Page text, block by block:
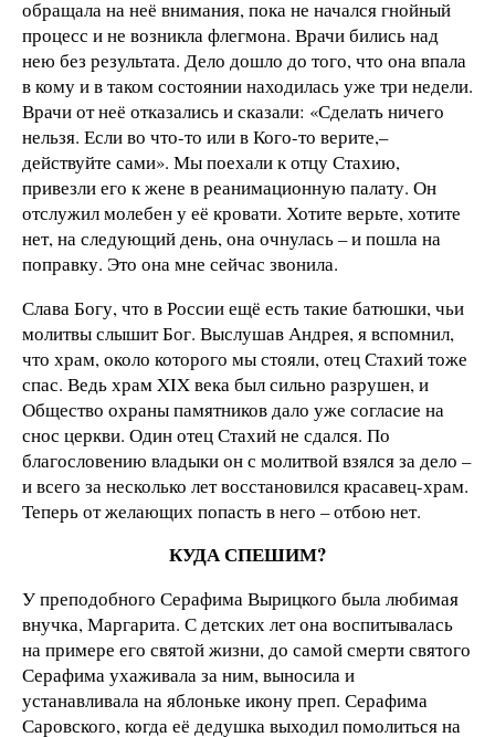
обращала на неё внимания, пока не начался гнойный
процесс и не возникла флегмона. Врачи бились над
нею без результата. Дело дошло до того, что она впала
в кому и в таком состоянии находилась уже три недели.
Врачи от неё отказались и сказали: «Сделать ничего
нельзя. Если во что-то или в Кого-то верите,–
действуйте сами». Мы поехали к отцу Стахию,
привезли его к жене в реанимационную палату. Он
отслужил молебен у её кровати. Хотите верьте, хотите
нет, на следующий день, она очнулась – и пошла на
поправку. Это она мне сейчас звонила.
Слава Богу, что в России ещё есть такие батюшки, чьи
молитвы слышит Бог. Выслушав Андрея, я вспомнил,
что храм, около которого мы стояли, отец Стахий тоже
спас. Ведь храм XIX века был сильно разрушен, и
Общество охраны памятников дало уже согласие на
снос церкви. Один отец Стахий не сдался. По
благословению владыки он с молитвой взялся за дело –
и всего за несколько лет восстановился красавец-храм.
Теперь от желающих попасть в него – отбою нет.
КУДА СПЕШИМ?
У преподобного Серафима Вырицкого была любимая
внучка, Маргарита. С детских лет она воспитывалась
на примере его святой жизни, до самой смерти святого
Серафима ухаживала за ним, выносила и
устанавливала на яблоньке икону преп. Серафима
Саровского, когда её дедушка выходил помолиться на